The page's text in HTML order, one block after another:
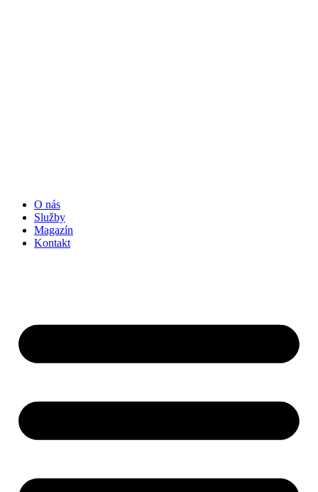
O nás
Služby
Magazín
Kontakt